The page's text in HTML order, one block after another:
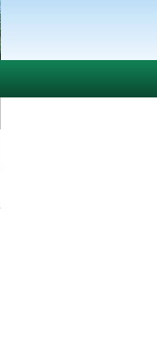
青年英才”引才公告